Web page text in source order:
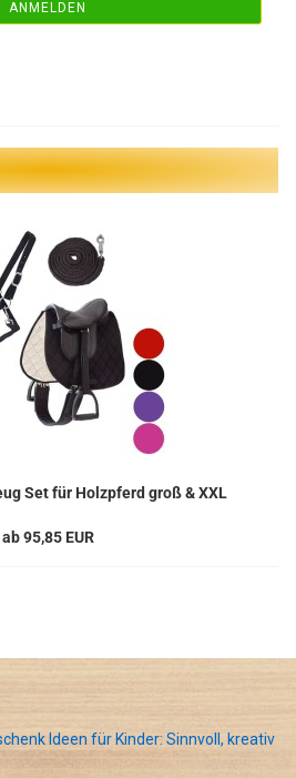
ANMELDEN
Set für Holzpferd groß & XXL
ab 95,85 EUR
Ideen für Kinder: Sinnvoll, kreativ